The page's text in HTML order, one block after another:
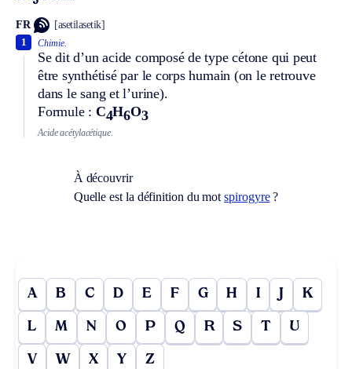
FR [asetilasetik]
Chimie.
Se dit d’un acide composé de type cétone qui peut
être synthétisé par le corps humain (on le retrouve
dans le sang et l’urine).
Formule : C4H6O3
1
Acide acétylacétique.
À découvrir
Quelle est la définition du motspirogyre?
A B C D E F G H I J K
L M N O P Q R S T U
V W X Y Z